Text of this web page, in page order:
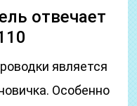
отвечает
является
Особенно